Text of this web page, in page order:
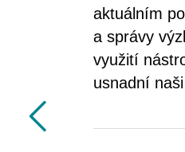
aktuálním
a správy
využití
usnadní